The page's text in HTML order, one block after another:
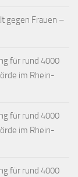
gegen Frauen –
für rund 4000
im Rhein-
für rund 4000
im Rhein-
für rund 4000